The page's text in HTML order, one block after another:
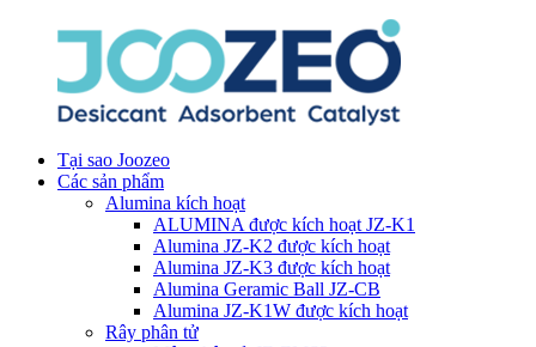
Tại sao Joozeo
Các sản phẩm
Alumina kích hoạt
ALUMINA được kích hoạt JZ-K1
Alumina JZ-K2 được kích hoạt
Alumina JZ-K3 được kích hoạt
Alumina Geramic Ball JZ-CB
Alumina JZ-K1W được kích hoạt
Rây phân tử